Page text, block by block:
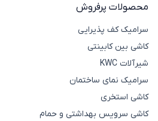
محصولات پرفروش
سرامیک کف پذیرایی
کاشی بین کابینتی
شیرآلات KWC
سرامیک نمای ساختمان
کاشی استخری
کاشی سرویس بهداشتی و حمام